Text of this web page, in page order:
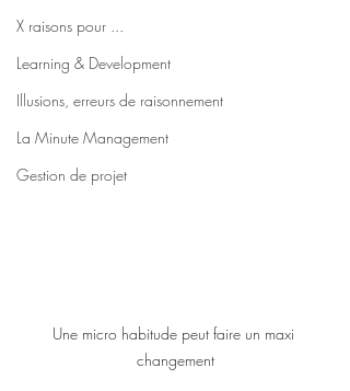
X raisons pour ...
Learning & Development
Illusions, erreurs de raisonnement
La Minute Management
Gestion de projet
Une micro habitude peut faire un maxi
changement